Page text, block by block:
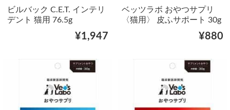
ビルバック C.E.T. インテリ
デント 猫用 76.5g
¥1,947
ベッツラボ おやつサプリ
〈猫用〉 皮ふサポート 30g
¥880